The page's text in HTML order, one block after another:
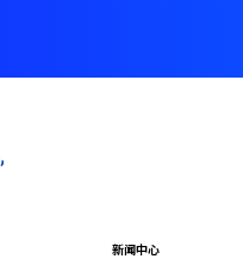
新闻中心